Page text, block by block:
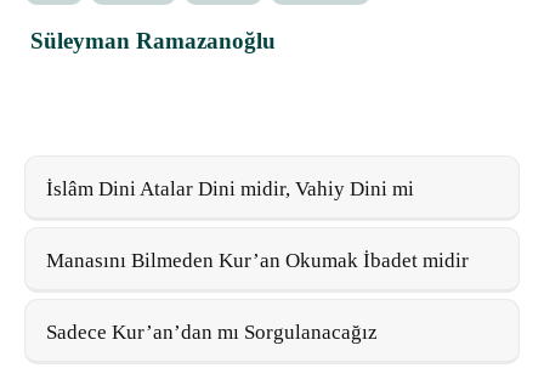
Süleyman Ramazanoğlu
İslâm Dini Atalar Dini midir, Vahiy Dini mi
Manasını Bilmeden Kur’an Okumak İbadet midir
Sadece Kur’an’dan mı Sorgulanacağız